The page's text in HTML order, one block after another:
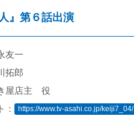
』第６話出演
友一
拓郎
屋店主 役
：
https://www.tv-asahi.co.jp/keiji7_04/